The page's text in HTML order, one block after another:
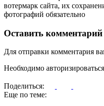
вотермарк сайта, их
фотографий обязательно
Оставить комментарий
Для отправки комментария
Необходимо
Поделиться:
Еще по теме: